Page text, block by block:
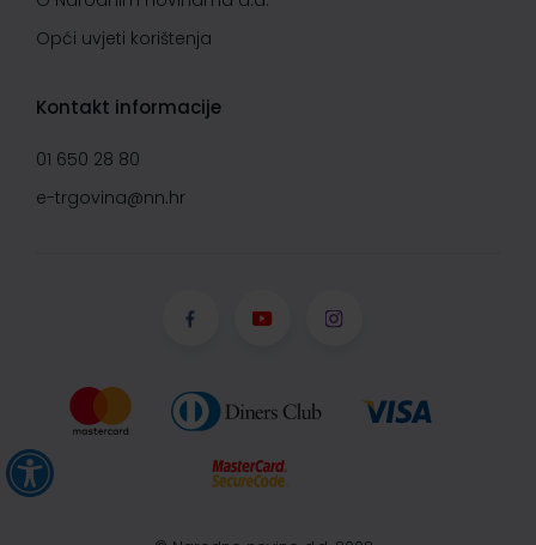
Opći uvjeti korištenja
Kontakt informacije
01 650 28 80
e-trgovina@nn.hr